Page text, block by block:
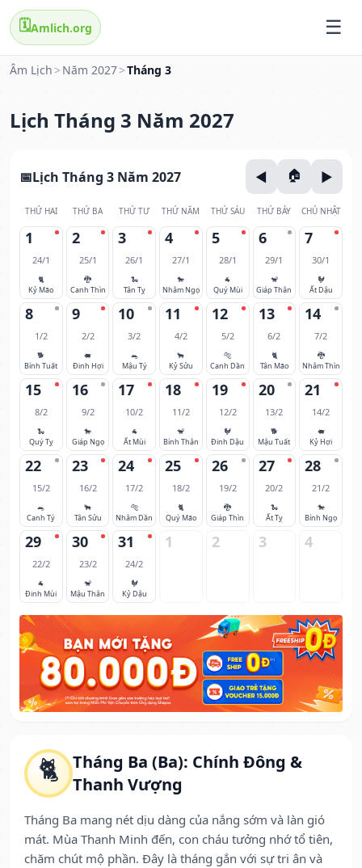
🗓️Amlich.org
Âm Lịch > Năm 2027>Tháng 3
Lịch Tháng 3 Năm 2027
🐈
Tháng Ba (Ba): Chính Đông &
Thanh Vượng
Tháng Ba mang nét dịu dàng của nắng sớm và làn gió
mát. Mùa Thanh Minh đến, con cháu tưởng nhớ tổ tiên,
chăm chút mộ phần. Đây là tháng gắn với sự tri ân và
Lịch Tháng 3 Năm 2027
THỨ HAI THỨ BA THỨ TƯ THỨ NĂM THỨ SÁU THỨ BẢY CHỦ NHẬT
1
24/1
🐈
Kỷ Mão
2
25/1
🐉
Canh Thìn
3
26/1
🐍
Tân Tỵ
4
27/1
🐎
Nhâm Ngọ
5
28/1
🐐
Quý Mùi
6
29/1
🐒
Giáp Thân
7
30/1
🐓
Ất Dậu
8
1/2
🐕
Bính Tuất
9
2/2
🐖
Đinh Hợi
10
3/2
🐀
Mậu Tý
11
4/2
🐂
Kỷ Sửu
12
5/2
🐅
Canh Dần
13
6/2
🐈
Tân Mão
14
7/2
🐉
Nhâm Thìn
15
8/2
🐍
Quý Tỵ
16
9/2
🐎
Giáp Ngọ
17
10/2
🐐
Ất Mùi
18
11/2
🐒
Bính Thân
19
12/2
🐓
Đinh Dậu
20
13/2
🐕
Mậu Tuất
21
14/2
🐖
Kỷ Hợi
22
15/2
🐀
Canh Tý
23
16/2
🐂
Tân Sửu
24
17/2
🐅
Nhâm Dần
25
18/2
🐈
Quý Mão
26
19/2
🐉
Giáp Thìn
27
20/2
🐍
Ất Tỵ
28
21/2
🐎
Bính Ngọ
29
22/2
🐐
Đinh Mùi
30
23/2
🐒
Mậu Thân
31
24/2
🐓
Kỷ Dậu
1 2 3 4